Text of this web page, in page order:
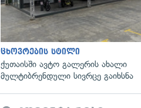
ცხოვრების სტილი
ქუთაისში ავტო გალერის ახალი
მულტიბრენდული სივრცე გაიხსნა